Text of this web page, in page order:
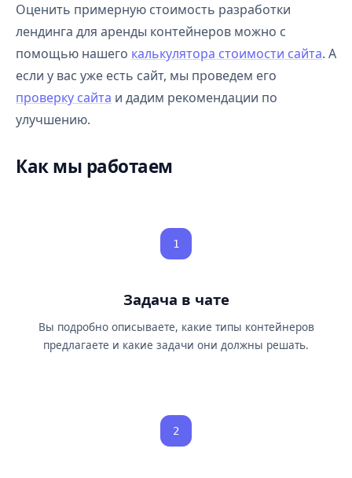
Оценить примерную стоимость разработки
лендинга для аренды контейнеров можно с
помощью нашего калькулятора стоимости сайта. А
если у вас уже есть сайт, мы проведем его
проверку сайта и дадим рекомендации по
улучшению.
Как мы работаем
1
Задача в чате
Вы подробно описываете, какие типы контейнеров
предлагаете и какие задачи они должны решать.
2